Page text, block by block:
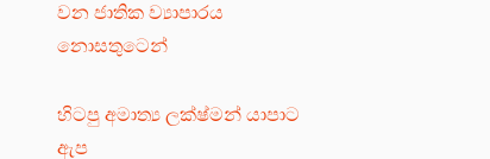
වන ජාතික ව්‍යාපාරය
නොසතුටෙන්
හිටපු අමාත්‍ය ලක්ෂ්මන් යාපාට
ඇප